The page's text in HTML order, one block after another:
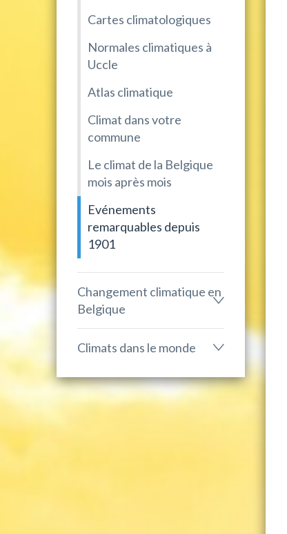
Cartes climatologiques
Normales climatiques à
Uccle
Atlas climatique
Climat dans votre
commune
Le climat de la Belgique
mois après mois
Evénements
remarquables depuis
1901
Changement climatique en
Belgique
Climats dans le monde